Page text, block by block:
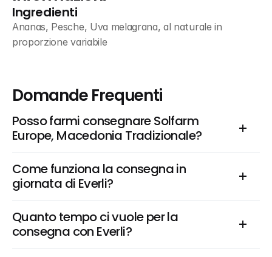
Ingredienti
Ananas, Pesche, Uva melagrana, al naturale in
proporzione variabile
Domande Frequenti
Posso farmi consegnare Solfarm
Europe, Macedonia Tradizionale?
Come funziona la consegna in
giornata di Everli?
Quanto tempo ci vuole per la
consegna con Everli?